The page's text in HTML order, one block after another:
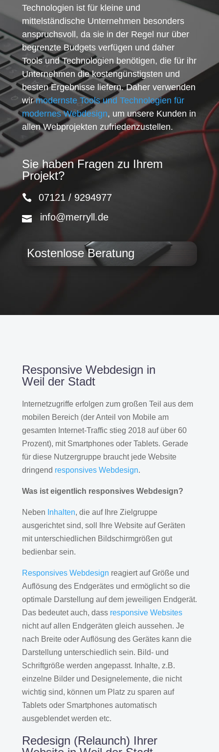
Technologien ist für kleine und
mittelständische Unternehmen besonders
anspruchsvoll, da sie in der Regel nur über
begrenzte Budgets verfügen und daher
Tools und Technologien benötigen, die für ihr
Unternehmen die kostengünstigsten und
besten Ergebnisse liefern. Daher verwenden
wirmodernste Tools und Technologien für
modernes Webdesign, um unsere Kunden in
allen Webprojekten zufriedenzustellen.
Sie haben Fragen zu Ihrem
Projekt?
07121 / 9294977
info@merryll.de
Kostenlose Beratung
Responsive Webdesign in
Weil der Stadt
Internetzugriffe erfolgen zum großen Teil aus dem
mobilen Bereich (der Anteil von Mobile am
gesamten Internet-Traffic stieg 2018 auf über 60
Prozent), mit Smartphones oder Tablets. Gerade
für diese Nutzergruppe braucht jede Website
dringend responsives Webdesign.
Was ist eigentlich responsives Webdesign?
Neben Inhalten, die auf Ihre Zielgruppe
ausgerichtet sind, soll Ihre Website auf Geräten
mit unterschiedlichen Bildschirmgrößen gut
bedienbar sein.
Responsives Webdesign reagiert auf Größe und
Auflösung des Endgerätes und ermöglicht so die
optimale Darstellung auf dem jeweiligen Endgerät.
Das bedeutet auch, dass responsive Websites
nicht auf allen Endgeräten gleich aussehen. Je
nach Breite oder Auflösung des Gerätes kann die
Darstellung unterschiedlich sein. Bild- und
Schriftgröße werden angepasst. Inhalte, z.B.
einzelne Bilder und Designelemente, die nicht
wichtig sind, können um Platz zu sparen auf
Tablets oder Smartphones automatisch
ausgeblendet werden etc.
Redesign (Relaunch) Ihrer